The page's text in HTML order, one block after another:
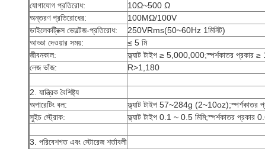
যোগাযোগ প্রতিরোধ:
10Ω~500 Ω
অন্তরণ প্রতিরোধের:
100MΩ/100V
ডাইলেকট্রিক্স ভোল্টেজ-প্রতিরোধ:
250VRms(50~60Hz 1মিনিট)
আড্ডা দেওয়ার সময়:
≤ 5 মি
জীবনকাল:
ফ্ল্যাট টাইপ ≥ 5,000,000;স্পর্শকাতর প্রকার
লেজ ভাঁজ:
R>1,180
2. যান্ত্রিক বৈশিষ্ট্য
অপারেটিং বল:
ফ্ল্যাট টাইপ 57~284g
সুইচ স্ট্রোক:
ফ্ল্যাট টাইপ 0.1 ~ 0.5 মিমি;স্পর্শকাতর প্রকার
3. পরিবেশগত এবং স্টোরেজ শর্তাবলী